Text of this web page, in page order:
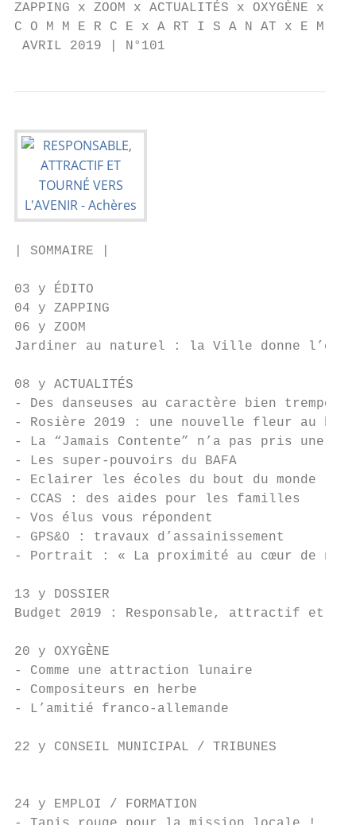
ZAPPING x ZOOM x ACTUALITÉS x OXYGÈNE x
C O M M E R C E x A RT I S A N AT x E M
AVRIL 2019 | N°101
| SOMMAIRE |
03 y ÉDITO
04 y ZAPPING
06 y ZOOM
Jardiner au naturel : la Ville donne
08 y ACTUALITÉS
- Des danseuses au caractère bien trempé
- Rosière 2019 : une nouvelle fleur au
- La “Jamais Contente” n’a pas pris une
- Les super-pouvoirs du BAFA
- Eclairer les écoles du bout du monde
- CCAS : des aides pour les familles
- Vos élus vous répondent
- GPS&O : travaux d’assainissement
- Portrait : « La proximité au cœur de
13 y DOSSIER
Budget 2019 : Responsable, attractif et
20 y OXYGÈNE
- Comme une attraction lunaire
- Compositeurs en herbe
- L’amitié franco-allemande
22 y CONSEIL MUNICIPAL /
24 y EMPLOI / FORMATION